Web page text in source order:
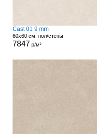
Cast 01 9 mm
60x60 см, пол/стены
7847 р/м²